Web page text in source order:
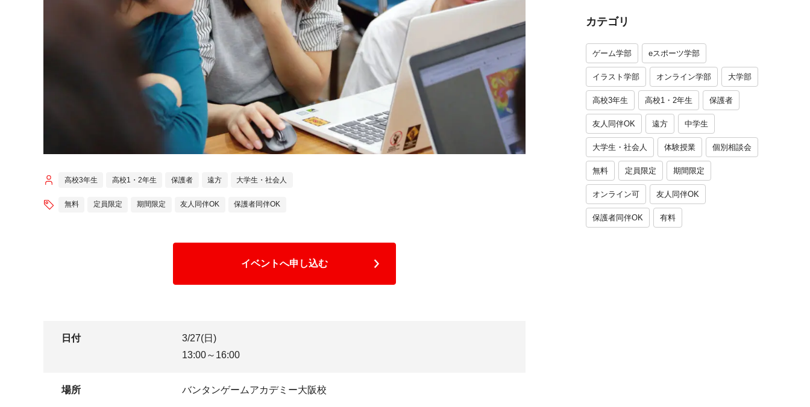
高校3年生 高校1・2年生 保護者 遠方 大学生・社会人
無料 定員限定 期間限定 友人同伴OK 保護者同伴OK
イベントへ申し込む
日付
3/27(日)
13:00～16:00
場所 バンタンゲームアカデミー大阪校
カテゴリ
ゲーム学部 eスポーツ学部
イラスト学部 オンライン学部 大学部
高校3年生 高校1・2年生 保護者
友人同伴OK 遠方 中学生
大学生・社会人 体験授業 個別相談会
無料 定員限定 期間限定
オンライン可 友人同伴OK
保護者同伴OK 有料